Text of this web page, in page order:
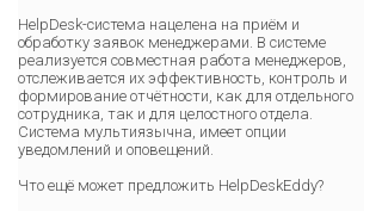
HelpDesk-система нацелена на приём и
обработку заявок менеджерами. В системе
реализуется совместная работа менеджеров,
отслеживается их эффективность, контроль и
формирование отчётности, как для отдельного
сотрудника, так и для целостного отдела.
Система мультиязычна, имеет опции
уведомлений и оповещений.
Что ещё может предложить HelpDeskEddy?